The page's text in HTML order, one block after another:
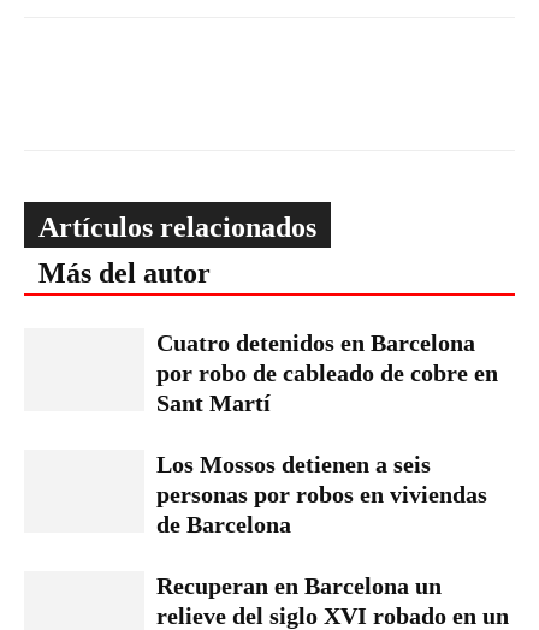
Artículos relacionados
Más del autor
Cuatro detenidos en Barcelona
por robo de cableado de cobre en
Sant Martí
Los Mossos detienen a seis
personas por robos en viviendas
de Barcelona
Recuperan en Barcelona un
relieve del siglo XVI robado en un